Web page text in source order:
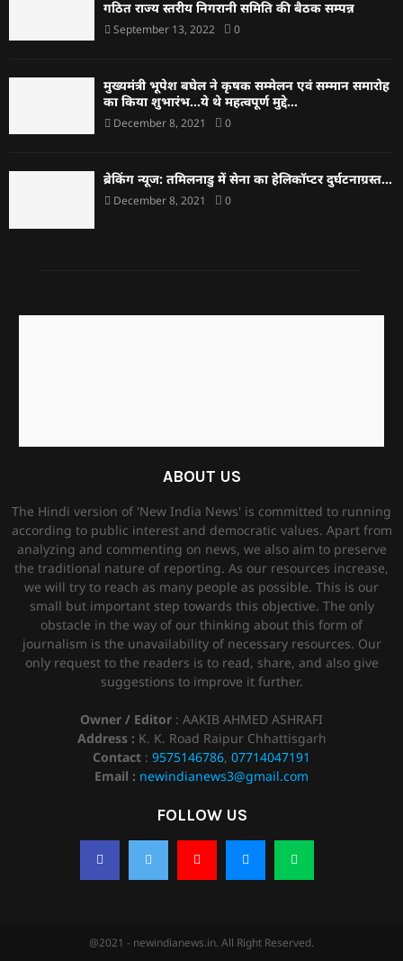
गठित राज्य स्तरीय निगरानी समिति की बैठक सम्पन्न
September 13, 2022 0
मुख्यमंत्री भूपेश बघेल ने कृषक सम्मेलन एवं सम्मान समारोह
का किया शुभारंभ…ये थे महत्वपूर्ण मुद्दे…
December 8, 2021 0
ब्रेकिंग न्यूज: तमिलनाडु में सेना का हेलिकॉप्टर दुर्घटनाग्रस्त…
December 8, 2021 0
ABOUT US
The Hindi version of 'New India News' is committed to running
according to public interest and democratic values. Apart from
analyzing and commenting on news, we also aim to preserve
the traditional nature of reporting. As our resources increase,
we will try to reach as many people as possible. This is our
small but important step towards this objective. The only
obstacle in the way of our thinking about this form of
journalism is the unavailability of necessary resources. Our
only request to the readers is to read, share, and also give
suggestions to improve it further.
Owner / Editor : AAKIB AHMED ASHRAFI
Address : K. K. Road Raipur Chhattisgarh
Contact : 9575146786, 07714047191
Email : newindianews3@gmail.com
FOLLOW US
@2021 - newindianews.in. All Right Reserved.